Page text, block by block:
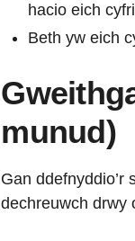
hacio eich
Beth yw eich
munud)
Gan ddefnyddio’r
dechreuwch drwy